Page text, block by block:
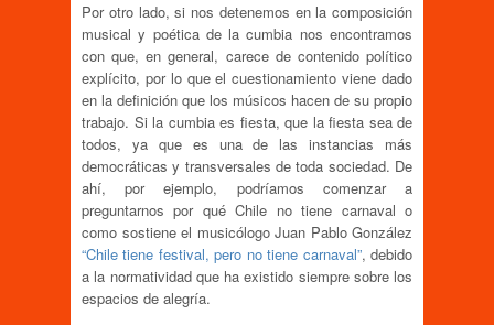
Por otro lado, si nos detenemos en la composición
musical y poética de la cumbia nos encontramos
con que, en general, carece de contenido político
explícito, por lo que el cuestionamiento viene dado
en la definición que los músicos hacen de su propio
trabajo. Si la cumbia es fiesta, que la fiesta sea de
todos, ya que es una de las instancias más
democráticas y transversales de toda sociedad. De
ahí, por ejemplo, podríamos comenzar a
preguntarnos por qué Chile no tiene carnaval o
como sostiene el musicólogo Juan Pablo González
“Chile tiene festival, pero no tiene carnaval”, debido
a la normatividad que ha existido siempre sobre los
espacios de alegría.